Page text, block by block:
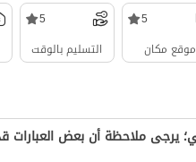
5
موقع مكان
5
التسليم بالوقت
يرجى ملاحظة أن بعض العبارات